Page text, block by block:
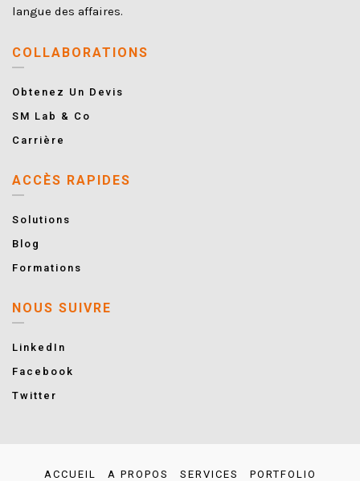
langue des affaires.
COLLABORATIONS
Obtenez Un Devis
SM Lab & Co
Carrière
ACCÈS RAPIDES
Solutions
Blog
Formations
NOUS SUIVRE
LinkedIn
Facebook
Twitter
ACCUEIL A PROPOS SERVICES PORTFOLIO